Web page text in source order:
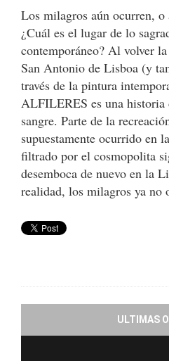
Los milagros aún ocurren, o
¿Cuál es el lugar de lo
contemporáneo? Al volver
San Antonio de Lisboa (y
través de la pintura
ALFILERES es una historia
sangre. Parte de la
supuestamente ocurrido en
filtrado por el cosmopolita
desemboca de nuevo en la
realidad, los milagros ya no
ULTIMAS